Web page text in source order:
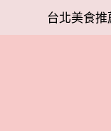
台北美食推